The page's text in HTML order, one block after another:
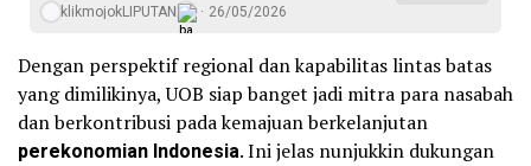
klikmojokLIPUTAN 26/05/2026
Dengan perspektif regional dan kapabilitas lintas batas
yang dimilikinya, UOB siap banget jadi mitra para nasabah
dan berkontribusi pada kemajuan berkelanjutan
perekonomian Indonesia. Ini jelas nunjukkin dukungan